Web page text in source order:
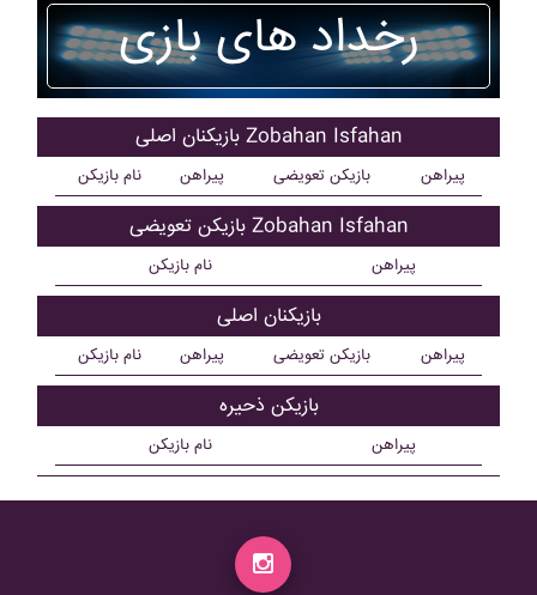
رخداد های بازی
بازیکنان اصلی Zobahan Isfahan
نام بازیکن پیراهن بازیکن تعویضی پیراهن
بازیکن تعویضی Zobahan Isfahan
نام بازیکن پیراهن
بازیکنان اصلی
نام بازیکن پیراهن بازیکن تعویضی پیراهن
بازیکن ذحیره
نام بازیکن پیراهن